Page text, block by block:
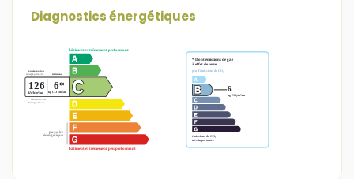
Diagnostics énergétiques